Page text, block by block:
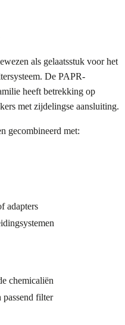
als gelaatsstuk voor het
De PAPR-
heeft betrekking op
met zijdelingse aansluiting.
gecombineerd met:
adapters
chemicaliën
filter